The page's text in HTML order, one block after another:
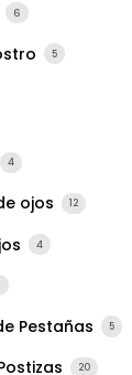
6
5
4
ojos 12
4
Pestañas 5
20